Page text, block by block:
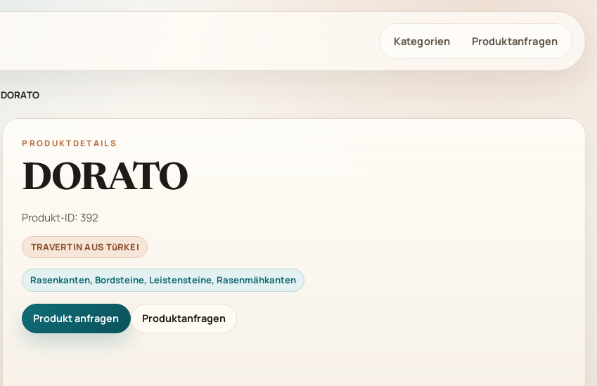
Kategorien Produktanfragen
DORATO
PRODUKTDETAILS
DORATO
Produkt-ID: 392
TRAVERTIN AUS TüRKEI
Rasenkanten, Bordsteine, Leistensteine, Rasenmähkanten
Produkt anfragen Produktanfragen